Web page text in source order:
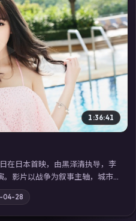
1:36:41
在日本首映，由黑泽清执导，李
。影片以战争为叙事主轴，城市
摄影与配乐强化地域气质；站
视剧在线看」延展检索同类型
验。
04-28